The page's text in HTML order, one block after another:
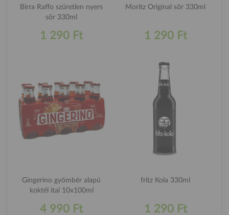
Birra Raffo szűretlen nyers
sör 330ml
1 290 Ft
Gingerino gyömbér alapú
koktél ital 10x100ml
4 990 Ft
Moritz Original sör 330ml
1 290 Ft
fritz Kola 330ml
1 290 Ft